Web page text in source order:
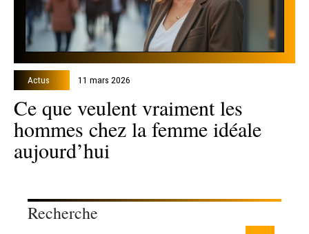
Actus 11 mars 2026
Ce que veulent vraiment les
hommes chez la femme idéale
aujourd’hui
Recherche